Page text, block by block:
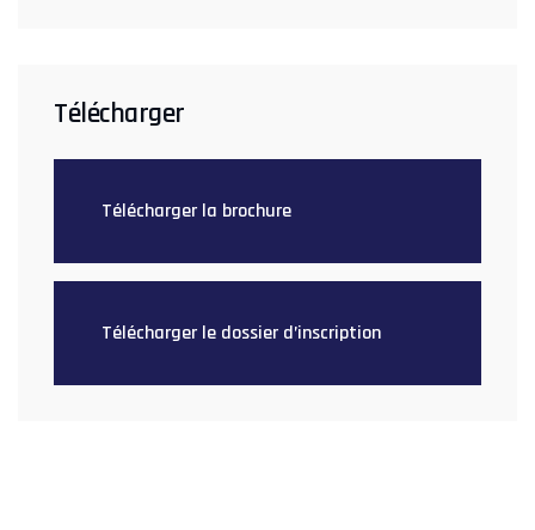
Télécharger
Télécharger la brochure
Télécharger le dossier d’inscription